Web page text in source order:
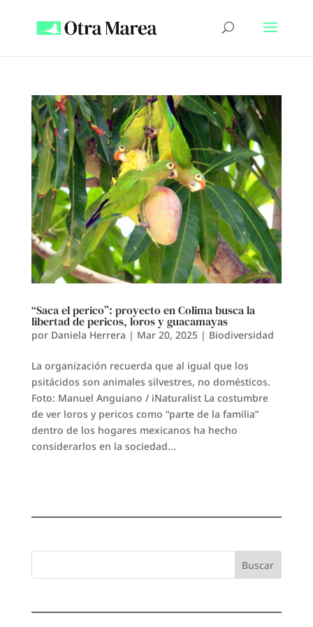
“Saca el perico”: proyecto en Colima busca la
libertad de pericos, loros y guacamayas
por Daniela Herrera | Mar 20, 2025| Biodiversidad
La organización recuerda que al igual que los
psitácidos son animales silvestres, no domésticos.
Foto: Manuel Anguiano / iNaturalist La costumbre
de ver loros y pericos como “parte de la familia”
dentro de los hogares mexicanos ha hecho
considerarlos en la sociedad...
Buscar